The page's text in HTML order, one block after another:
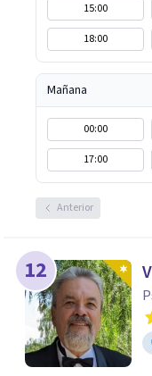
15:00
18:00
Mañana
00:00
17:00
Anterior
12